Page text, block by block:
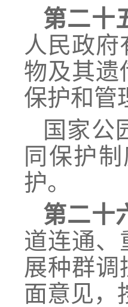
第二十
人民政
物及其遗
保护和管
国家公
同保护
护。
第二十
道连通、
展种群
面意见，